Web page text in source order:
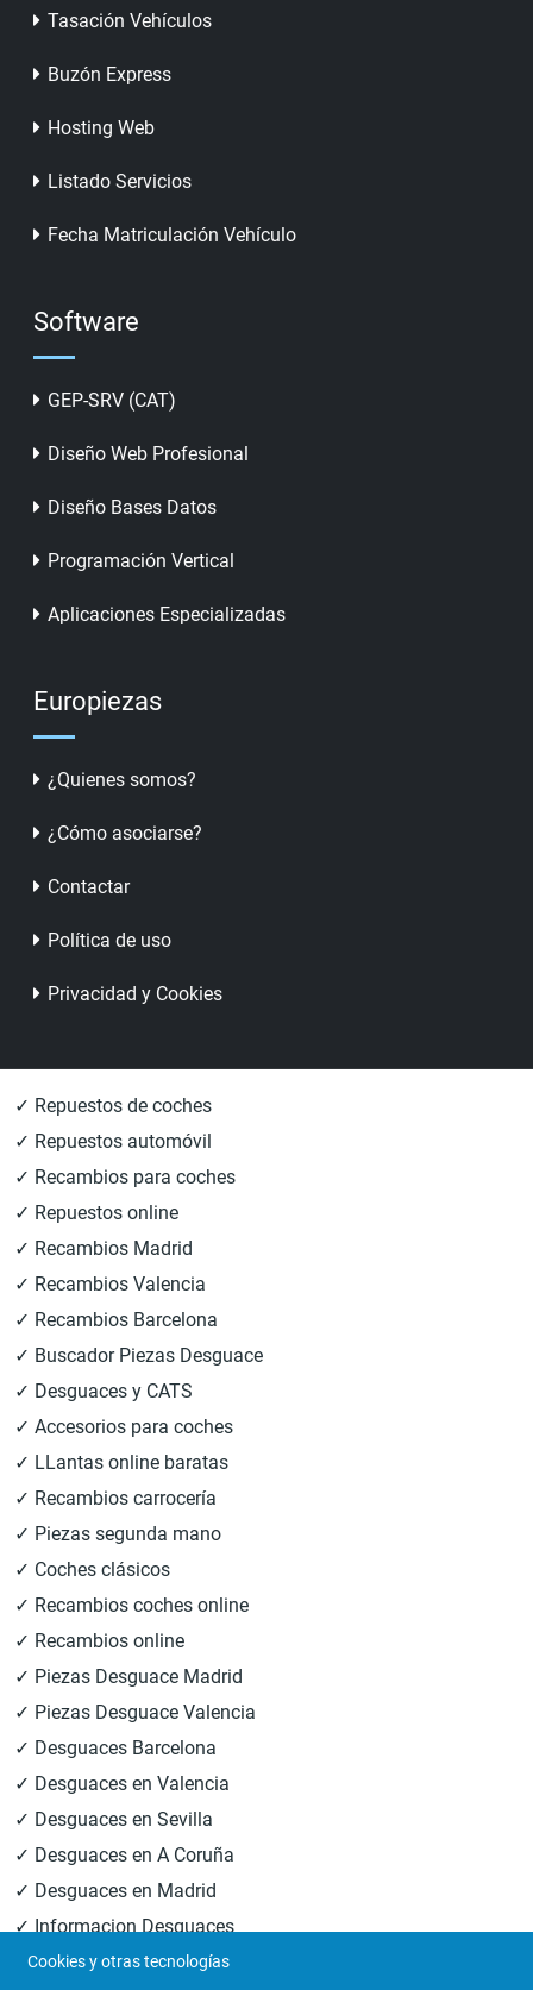
Tasación Vehículos
Buzón Express
Hosting Web
Listado Servicios
Fecha Matriculación Vehículo
Software
GEP-SRV (CAT)
Diseño Web Profesional
Diseño Bases Datos
Programación Vertical
Aplicaciones Especializadas
Europiezas
¿Quienes somos?
¿Cómo asociarse?
Contactar
Política de uso
Privacidad y Cookies
✓ Repuestos de coches
✓ Repuestos automóvil
✓ Recambios para coches
✓ Repuestos online
✓ Recambios Madrid
✓ Recambios Valencia
✓ Recambios Barcelona
✓ Buscador Piezas Desguace
✓ Desguaces y CATS
✓ Accesorios para coches
✓ LLantas online baratas
✓ Recambios carrocería
✓ Piezas segunda mano
✓ Coches clásicos
✓ Recambios coches online
✓ Recambios online
✓ Piezas Desguace Madrid
✓ Piezas Desguace Valencia
✓ Desguaces Barcelona
✓ Desguaces en Valencia
✓ Desguaces en Sevilla
✓ Desguaces en A Coruña
✓ Desguaces en Madrid
✓ Informacion Desguaces
Cookies y otras tecnologías